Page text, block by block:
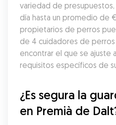
variedad de
día hasta un promedio de
propietarios de perros
de 4 cuidadores de
encontrar el que se ajuste
requisitos específicos de
¿Es segura la
en Premià de